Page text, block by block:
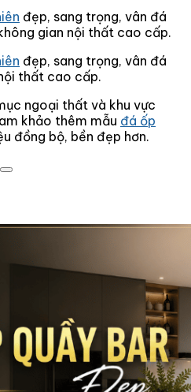
đẹp, sang trọng, vân đá
gian nội thất cao cấp.
đẹp, sang trọng, vân đá
thất cao cấp.
ngoại thất và khu vực
khảo thêm mẫu đá ốp
đồng bộ, bền đẹp hơn.